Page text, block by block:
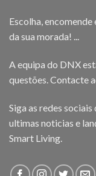
Escolha, encomende
da sua morada! ...
A equipa do DNX
questões.Contacte
Siga as redes
ultimas noticias e
Smart Living.